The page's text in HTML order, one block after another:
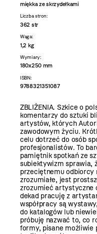
miękka ze skrzydełkami
Liczba stron:
362 str
Waga:
1,2 kg
Wymiary:
180x250 mm
ISBN:
9788321351087
ZBLIŻENIA. Szkice o
komentarzy do sztuki
artystów, których
zawodowym życiu.
celu dotrzeć do osób
profesjonalistów. To
pamiętnik spotkań ze
subiektywizm sprawia,
przeciętnemu odbiorcy
zrozumiałe, jest
zrozumieć artystyczne
dekad pracuję z
współpracy są
do katalogów lub
próbuję nazwać to, co
formy, pisane możliwie